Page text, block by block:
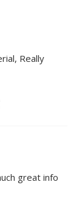
Really
great info